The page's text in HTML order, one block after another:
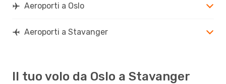
Aeroporti a Oslo
Aeroporti a Stavanger
Il tuo volo da Oslo a Stavanger